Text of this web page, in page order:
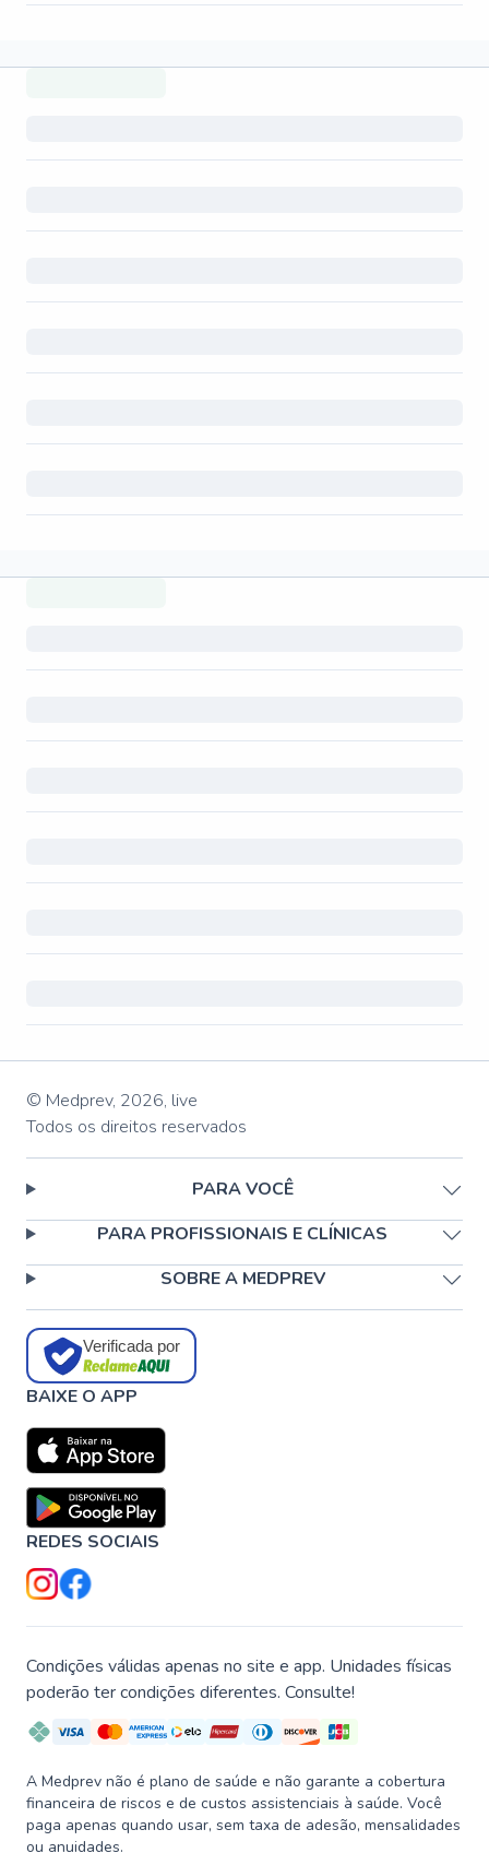
© Medprev, 2026, live
Todos os direitos reservados
PARA VOCÊ
PARA PROFISSIONAIS E CLÍNICAS
SOBRE A MEDPREV
Verificada por
BAIXE O APP
REDES SOCIAIS
Condições válidas apenas no site e app. Unidades físicas
poderão ter condições diferentes. Consulte!
A Medprev não é plano de saúde e não garante a cobertura
financeira de riscos e de custos assistenciais à saúde. Você
paga apenas quando usar, sem taxa de adesão, mensalidades
ou anuidades.